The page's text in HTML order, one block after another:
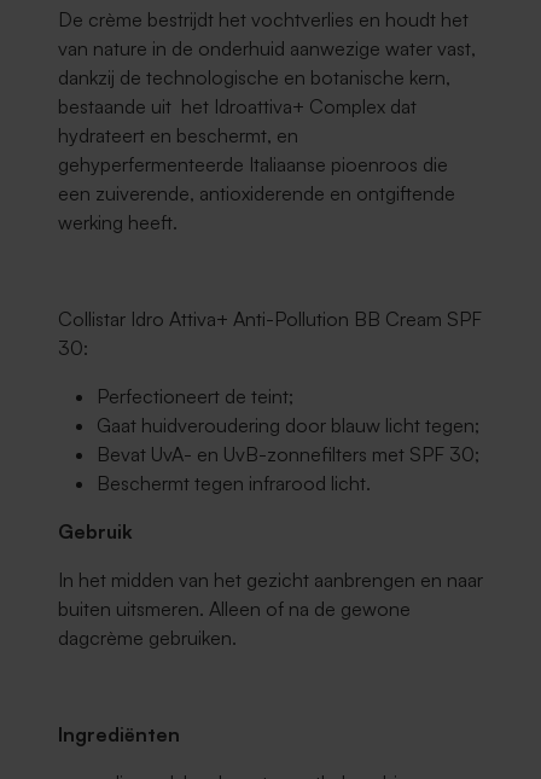
De crème bestrijdt het vochtverlies en houdt het
van nature in de onderhuid aanwezige water vast,
dankzij de technologische en botanische kern,
bestaande uit het Idroattiva+ Complex dat
hydrateert en beschermt, en
gehyperfermenteerde Italiaanse pioenroos die
een zuiverende, antioxiderende en ontgiftende
werking heeft.
Collistar Idro Attiva+ Anti-Pollution BB Cream SPF
30:
Perfectioneert de teint;
Gaat huidveroudering door blauw licht tegen;
Bevat UvA- en UvB-zonnefilters met SPF 30;
Beschermt tegen infrarood licht.
Gebruik
In het midden van het gezicht aanbrengen en naar
buiten uitsmeren. Alleen of na de gewone
dagcrème gebruiken.
Ingrediënten